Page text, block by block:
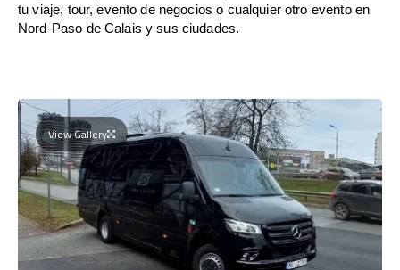
tu viaje, tour, evento de negocios o cualquier otro evento en
Nord-Paso de Calais y sus ciudades.
View Gallery